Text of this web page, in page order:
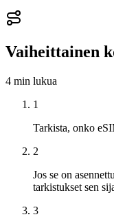
Vaiheittainen
4 min lukua
1
Tarkista, onko
2
Jos se on
tarkistukset sen
3